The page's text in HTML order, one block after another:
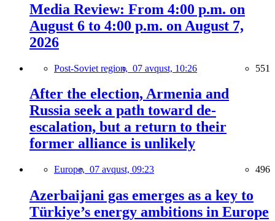
Media Review: From 4:00 p.m. on
August 6 to 4:00 p.m. on August 7,
2026
Post-Soviet region, 07 avqust, 10:26 551
After the election, Armenia and
Russia seek a path toward de-
escalation, but a return to their
former alliance is unlikely
Europe, 07 avqust, 09:23 496
Azerbaijani gas emerges as a key to
Türkiye’s energy ambitions in Europe